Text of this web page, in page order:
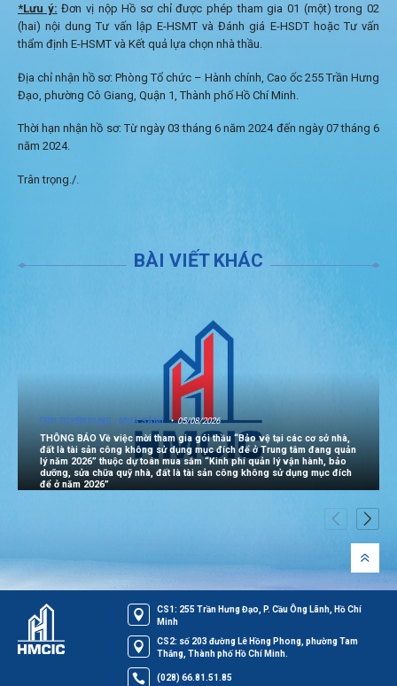
*Lưu ý: Đơn vị nộp Hồ sơ chỉ được phép tham gia 01 (một) trong 02
(hai) nội dung Tư vấn lập E-HSMT và Đánh giá E-HSDT hoặc Tư vấn
thẩm định E-HSMT và Kết quả lựa chọn nhà thầu.
Địa chỉ nhận hồ sơ: Phòng Tổ chức – Hành chính, Cao ốc 255 Trần Hưng
Đạo, phường Cô Giang, Quận 1, Thành phố Hồ Chí Minh.
Thời hạn nhận hồ sơ: Từ ngày 03 tháng 6 năm 2024 đến ngày 07 tháng 6
năm 2024.
Trân trọng./.
BÀI VIẾT KHÁC
[TIN TUYỂN DỤNG - MUA SẮM] 05/08/2026
THÔNG BÁO Về việc mời tham gia gói thầu “Bảo vệ tại các cơ sở nhà,
đất là tài sản công không sử dụng mục đích để ở Trung tâm đang quản
lý năm 2026” thuộc dự toán mua sắm “Kinh phí quản lý vận hành, bảo
dưỡng, sửa chữa quỹ nhà, đất là tài sản công không sử dụng mục đích
để ở năm 2026”
CS1: 255 Trần Hưng Đạo, P. Cầu Ông Lãnh, Hồ Chí
Minh
CS2: số 203 đường Lê Hồng Phong, phường Tam
Thắng, Thành phố Hồ Chí Minh.
(028) 66.81.51.85